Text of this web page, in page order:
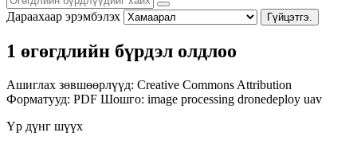
Дараахаар эрэмбэлэх Гүйцэтгэ.
1 өгөгдлийн бүрдэл олдлоо
Ашиглах зөвшөөрлүүд: Creative Commons Attribution
Форматууд: PDF Шошго: image processing dronedeploy uav
Үр дүнг шүүх